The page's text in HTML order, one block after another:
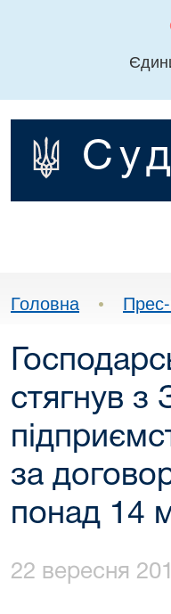
Головна •
стягнув з
за
понад 14
22 вересня